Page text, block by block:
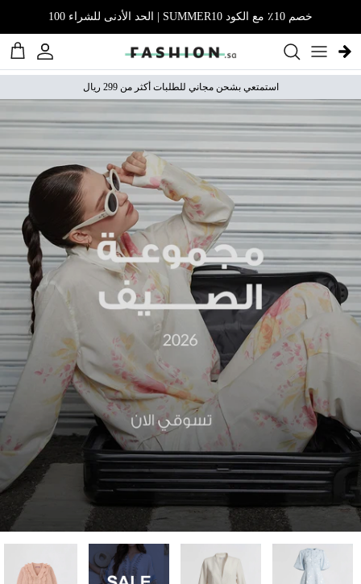
خصم 10٪ مع الكود SUMMER10 | الحد الأدنى للشراء 100
الحساب
استمتعي بشحن مجاني للطلبات أكثر من 299 ريال